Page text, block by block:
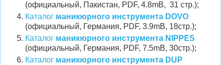
(официальный, Пакистан, PDF, 4.8mB, 31 стр.);
Каталог маникюрного инструмента DOVO
(официальный, Германия, PDF, 3.9mB, 18стр.);
Каталог маникюрного инструмента NIPPES
(официальный, Германия, PDF, 7.5mB, 30стр.);
Каталог маникюрного инструмента DUP